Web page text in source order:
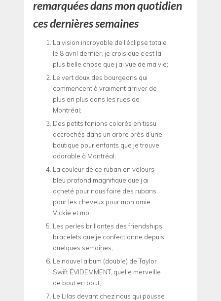
remarquées dans mon quotidien
ces dernières semaines
La vision incroyable de l’éclipse totale
le 8 avril dernier, je crois que c’est la
plus belle chose que j’ai vue de ma vie;
Le vert doux des bourgeons qui
commencent à vraiment arriver de
plus en plus dans les rues de
Montréal;
Des petits fanions colorés en tissu
accrochés dans un arbre près d’une
boutique pour enfants que je trouve
adorable à Montréal;
La couleur de ce ruban en velours
bleu profond magnifique que j’ai
acheté pour nous faire des rubans
pour les cheveux pour mon amie
Vickie et moi ;
Les perles brillantes des friendships
bracelets que je confectionne depuis
quelques semaines;
Le nouvel album (double) de Taylor
Swift ÉVIDEMMENT, quelle merveille
de bout en bout;
Le Lilas devant chez nous qui pousse